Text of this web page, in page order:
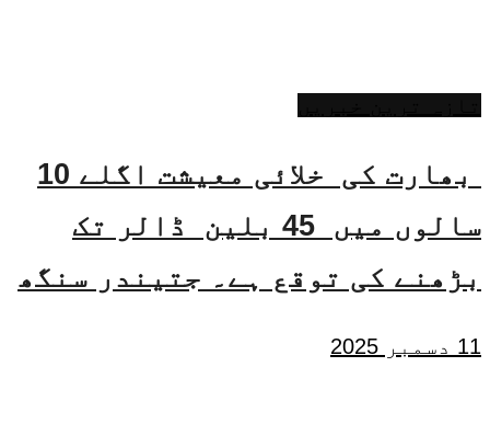
بھارت کی خلائی معیشت اگلے 10
سالوں میں 45 بلین ڈالر تک
بڑھنے کی توقع ہے۔ جتیندر سنگھ
11 دسمبر 2025